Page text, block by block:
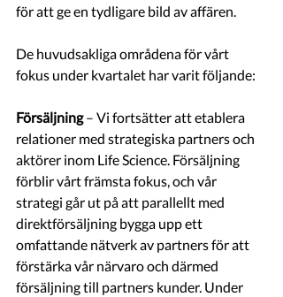
för att ge en tydligare bild av affären.
De huvudsakliga områdena för vårt
fokus under kvartalet har varit följande:
Försäljning – Vi fortsätter att etablera
relationer med strategiska partners och
aktörer inom Life Science. Försäljning
förblir vårt främsta fokus, och vår
strategi går ut på att parallellt med
direktförsäljning bygga upp ett
omfattande nätverk av partners för att
förstärka vår närvaro och därmed
försäljning till partners kunder. Under